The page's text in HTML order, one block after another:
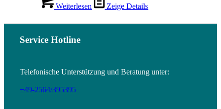
Weiterlesen Zeige Details
Service Hotline
Telefonische Unterstützung und Beratung unter:
+49-2564/395395